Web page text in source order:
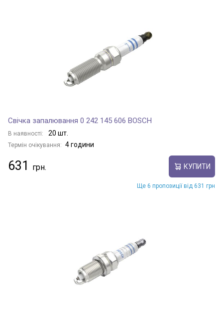
Свічка запалювання 0 242 145 606 BOSCH
В наявності: 20 шт.
Термін очікування: 4 години
631 КУПИТИ
Ще 6 пропозиції від 631 грн